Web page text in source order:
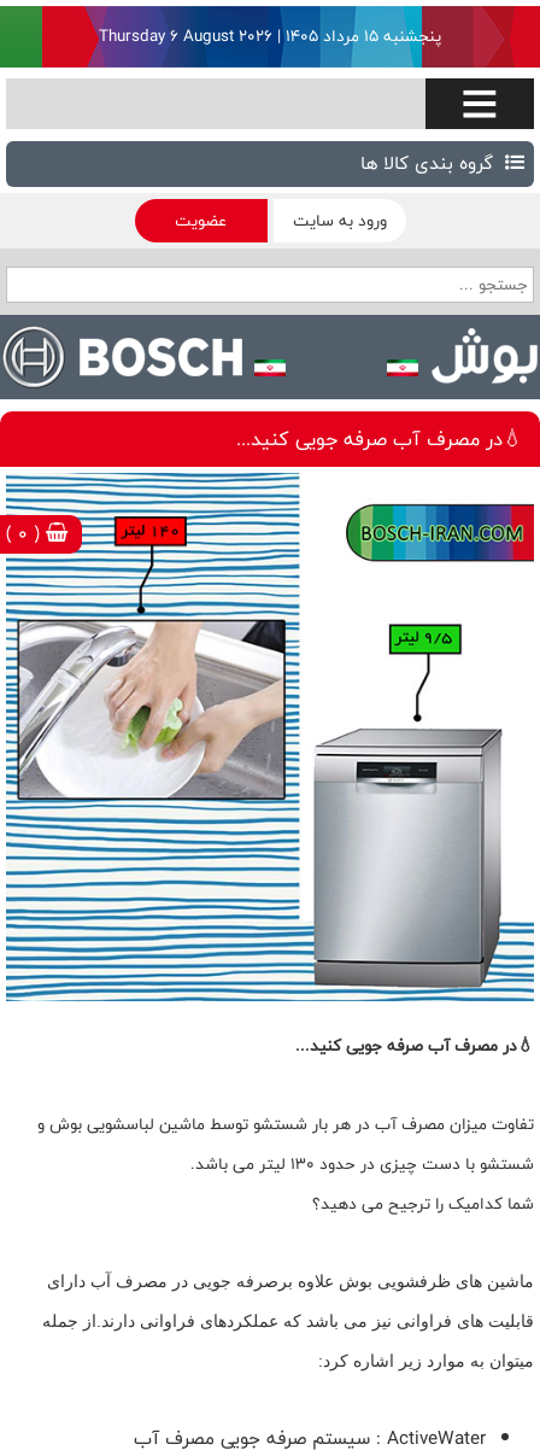
( 0 )
پنجشنبه ۱۵ مرداد ۱۴۰۵ | Thursday 6 August 2026
گروه بندی کالا ها
ورود به سایت عضویت
💧در مصرف آب صرفه جویی کنید...
💧در مصرف آب صرفه جویی کنید...
تفاوت میزان مصرف آب در هر بار شستشو توسط ماشین لباسشویی بوش و
شستشو با دست چیزی در حدود 130 لیتر می باشد.
شما کدامیک را ترجیح می دهید؟
ماشین های ظرفشویی بوش علاوه برصرفه جویی در مصرف آب دارای
قابلیت های فراوانی نیز می باشد که عملکردهای فراوانی دارند.از جمله
میتوان به موارد زیر اشاره کرد:
ActiveWater : سیستم صرفه جویی مصرف آب